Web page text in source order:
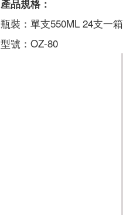
產品規格：
瓶裝：單支550ML 24支一箱
型號：OZ-80